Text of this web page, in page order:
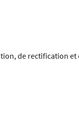
de rectification